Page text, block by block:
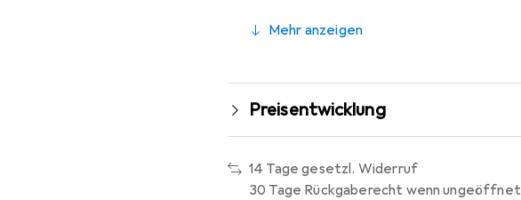
Mehr anzeigen
Preisentwicklung
14 Tage gesetzl. Widerruf
30 Tage Rückgaberecht wenn ungeöffnet